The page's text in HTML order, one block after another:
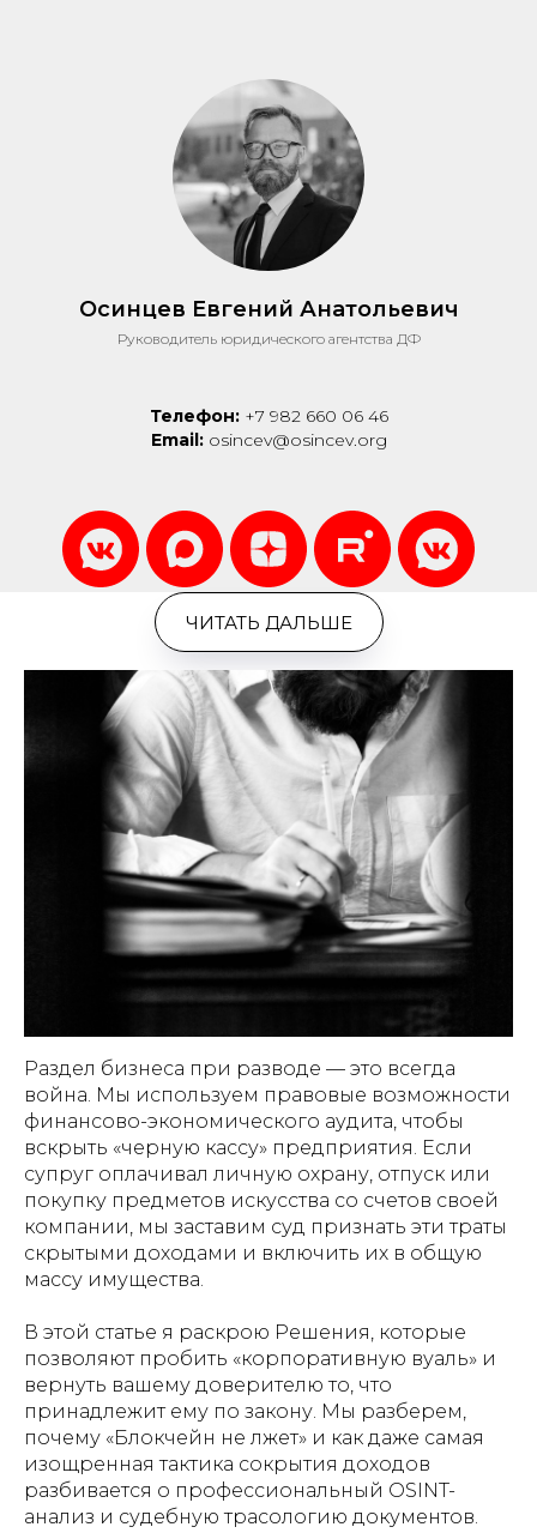
Осинцев Евгений Анатольевич
Руководитель юридического агентства ДФ
Телефон:+7 982 660 06 46
Email:osincev@osincev.org
ЧИТАТЬ ДАЛЬШЕ
Раздел бизнеса при разводе — это всегда
война. Мы используем правовые возможности
финансово-экономического аудита, чтобы
вскрыть «черную кассу» предприятия. Если
супруг оплачивал личную охрану, отпуск или
покупку предметов искусства со счетов своей
компании, мы заставим суд признать эти траты
скрытыми доходами и включить их в общую
массу имущества.
В этой статье я раскрою Решения, которые
позволяют пробить «корпоративную вуаль» и
вернуть вашему доверителю то, что
принадлежит ему по закону. Мы разберем,
почему «Блокчейн не лжет» и как даже самая
изощренная тактика сокрытия доходов
разбивается о профессиональный OSINT-
анализ и судебную трасологию документов.